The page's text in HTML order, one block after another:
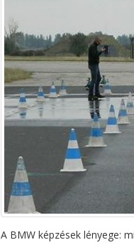
A BMW képzések lényege: